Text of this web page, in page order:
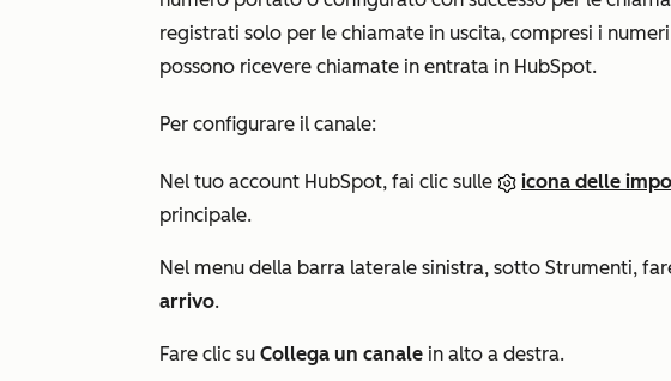
registrati solo per le chiamate in uscita, compresi i
possono ricevere chiamate in entrata in HubSpot.
Per configurare il canale:
Nel tuo account HubSpot, fai clic sulle icona delle
principale.
Nel menu della barra laterale sinistra, sotto Strumenti,
arrivo.
Fare clic su Collega un canale in alto a destra.